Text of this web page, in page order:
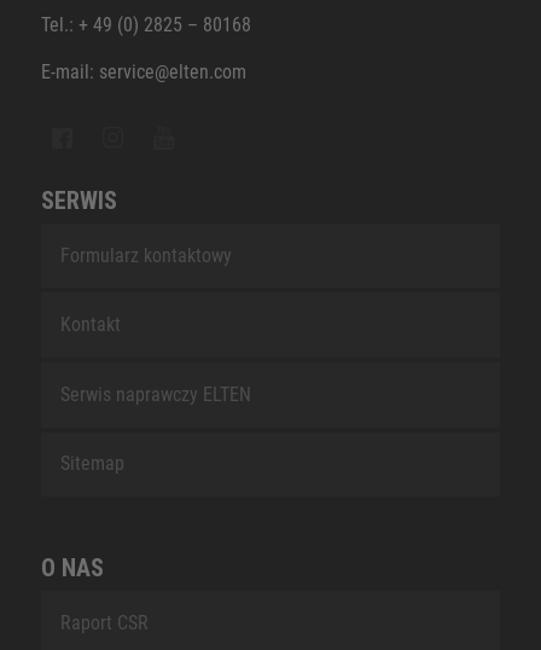
Tel.: + 49 (0) 2825 – 80168
E-mail: service@elten.com
SERWIS
Formularz kontaktowy
Kontakt
Serwis naprawczy ELTEN
Sitemap
O NAS
Raport CSR